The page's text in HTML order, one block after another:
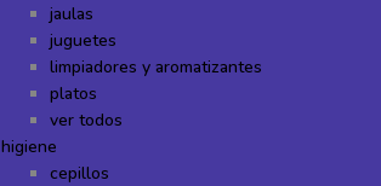
jaulas
juguetes
limpiadores y aromatizantes
platos
ver todos
higiene
cepillos